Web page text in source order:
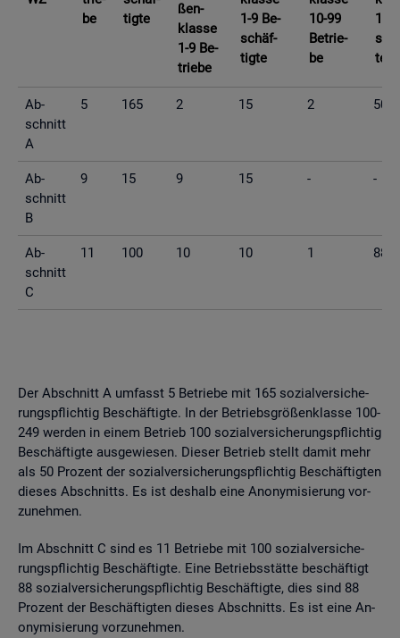
be
tig­te
ßen­
klas­se
1-9 Be­
trie­be
1-9 Be­
schäf­
tig­te
10-99
Be­trie­
be
10-
te
Ab­
schnitt
A
5 165 2 15 2 50
Ab­
schnitt
B
9 15 9 15 - -
Ab­
schnitt
C
11 100 10 10 1 88
Der Ab­schnitt A um­fasst 5 Be­trie­be mit 165 so­zi­al­ver­si­che­
rungs­pflich­tig Be­schäf­tig­te. In der Be­triebs­grö­ßen­klas­se 100-
249 wer­den in einem Be­trieb 100 so­zi­al­ver­si­che­rungs­pflich­tig
Be­schäf­tig­te aus­ge­wie­sen. Die­ser Be­trieb stellt damit mehr
als 50 Pro­zent der so­zi­al­ver­si­che­rungs­pflich­tig Be­schäf­tig­ten
die­ses Ab­schnitts. Es ist des­halb eine An­ony­mi­sie­rung vor­
zu­neh­men.
Im Ab­schnitt C sind es 11 Be­trie­be mit 100 so­zi­al­ver­si­che­
rungs­pflich­tig Be­schäf­tig­te. Eine Be­triebs­stät­te be­schäf­tigt
88 so­zi­al­ver­si­che­rungs­pflich­tig Be­schäf­tig­te, dies sind 88
Pro­zent der Be­schäf­tig­ten die­ses Ab­schnitts. Es ist eine An­
ony­mi­sie­rung vor­zu­neh­men.